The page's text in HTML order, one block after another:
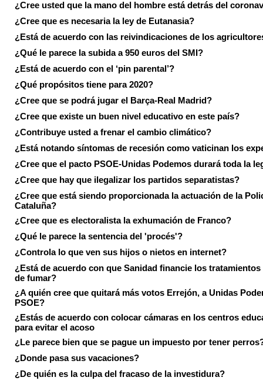
¿Cree usted que la mano del hombre está detrás del
¿Cree que es necesaria la ley de Eutanasia?
¿Está de acuerdo con las reivindicaciones de los
¿Qué le parece la subida a 950 euros del SMI?
¿Está de acuerdo con el ‘pin parental’?
¿Qué propósitos tiene para 2020?
¿Cree que se podrá jugar el Barça-Real Madrid?
¿Cree que existe un buen nivel educativo en este país?
¿Contribuye usted a frenar el cambio climático?
¿Está notando síntomas de recesión como vaticinan los
¿Cree que el pacto PSOE-Unidas Podemos durará toda la
¿Cree que hay que ilegalizar los partidos separatistas?
¿Cree que está siendo proporcionada la actuación de la
Cataluña?
¿Cree que es electoralista la exhumación de Franco?
¿Qué le parece la sentencia del 'procés'?
¿Controla lo que ven sus hijos o nietos en internet?
¿Está de acuerdo con que Sanidad financie los tratamientos
de fumar?
¿A quién cree que quitará más votos Errejón, a Unidas
PSOE?
¿Estás de acuerdo con colocar cámaras en los centros
para evitar el acoso
¿Le parece bien que se pague un impuesto por tener
¿Donde pasa sus vacaciones?
¿De quién es la culpa del fracaso de la investidura?